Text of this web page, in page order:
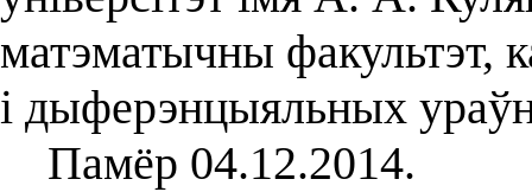
матэматычны факультэт,
і дыферэнцыяльных
Памёр 04.12.2014.